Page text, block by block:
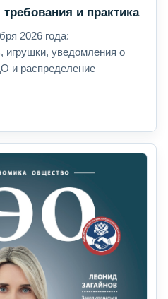
и практика
2026 года:
игрушки, уведомления о
и распределение